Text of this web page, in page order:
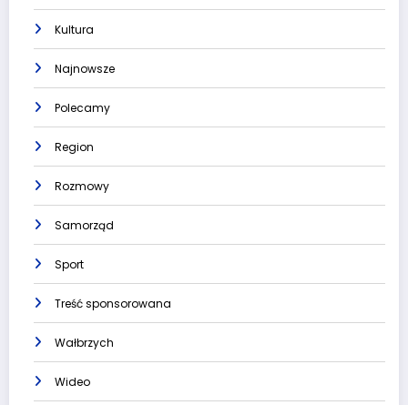
Kultura
Najnowsze
Polecamy
Region
Rozmowy
Samorząd
Sport
Treść sponsorowana
Wałbrzych
Wideo